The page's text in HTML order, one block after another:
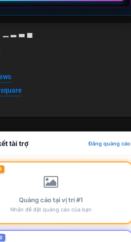
▁ ▂ ▃ ▄
tài trợ Đăng quảng cáo
Quảng cáo tại vị trí #1
Nhấn để đặt quảng cáo của bạn